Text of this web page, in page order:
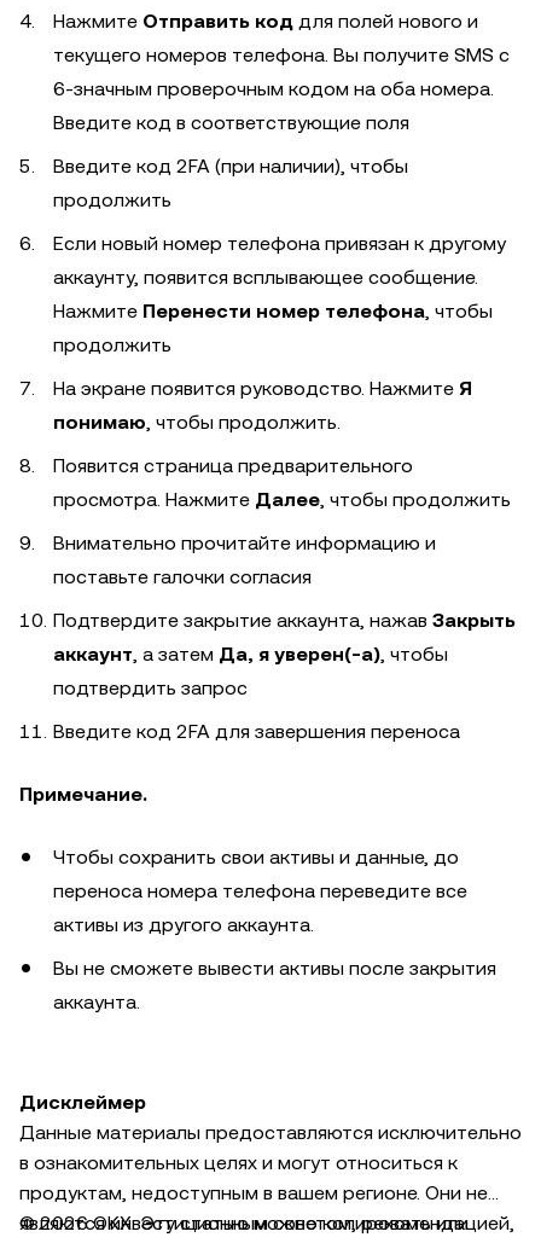
Нажмите Отправить код для полей нового и
текущего номеров телефона. Вы получите SMS с
6-значным проверочным кодом на оба номера.
Введите код в соответствующие поля
Введите код 2FA (при наличии), чтобы
продолжить
Если новый номер телефона привязан к другому
аккаунту, появится всплывающее сообщение.
Нажмите Перенести номер телефона , чтобы
продолжить
На экране появится руководство. Нажмите Я
понимаю , чтобы продолжить.
Появится страница предварительного
просмотра. Нажмите Далее , чтобы продолжить
Внимательно прочитайте информацию и
поставьте галочки согласия
Подтвердите закрытие аккаунта, нажав Закрыть
аккаунт , а затем Да, я уверен(-а) , чтобы
подтвердить запрос
Введите код 2FA для завершения переноса
Примечание.
Чтобы сохранить свои активы и данные, до
переноса номера телефона переведите все
активы из другого аккаунта.
Вы не сможете вывести активы после закрытия
аккаунта.
Дисклеймер
Данные материалы предоставляются исключительно
в ознакомительных целях и могут относиться к
продуктам, недоступным в вашем регионе. Они не
являются инвестиционным советом, рекомендацией,
© 2026 OKX. Эту статью можно копировать или